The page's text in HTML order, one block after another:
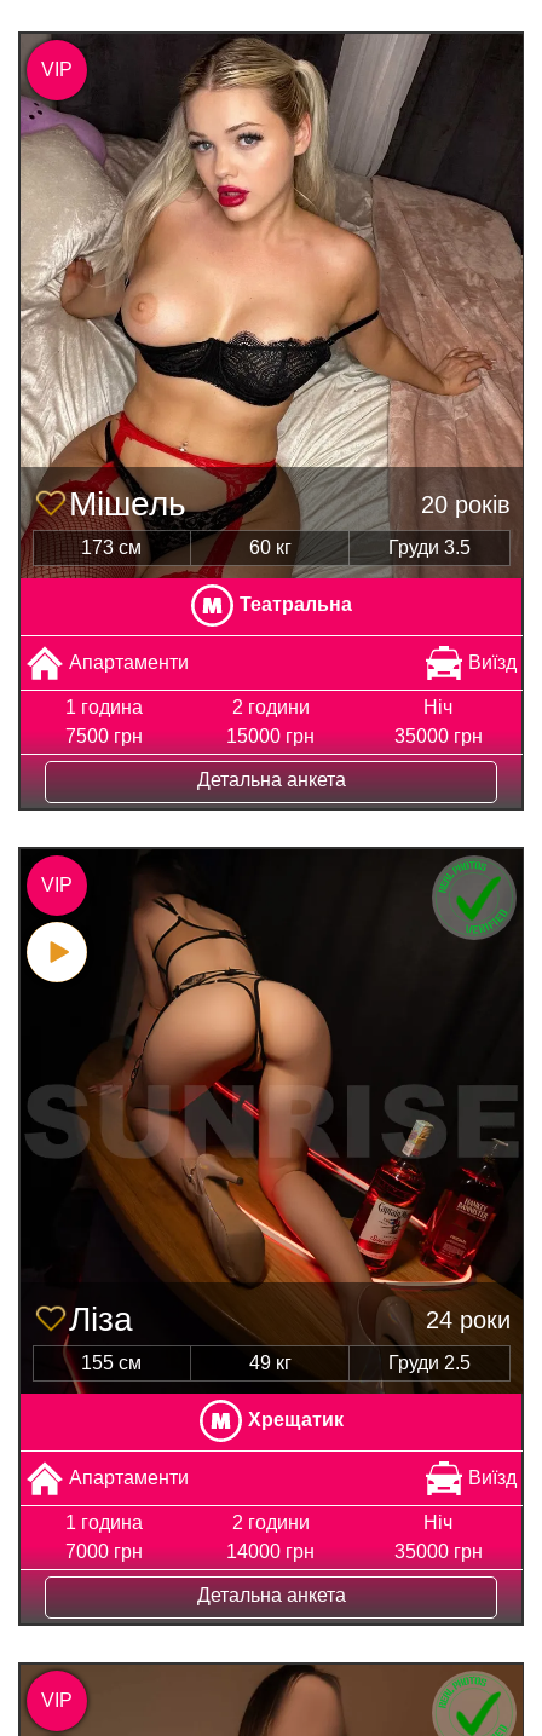
Мішель 20 років
173 см 60 кг Груди 3.5
Театральна
Апартаменти Виїзд
1 година
7500 грн
2 години
15000 грн
Ніч
35000 грн
Детальна анкета
VIP
Ліза 24 роки
155 см 49 кг Груди 2.5
Хрещатик
Апартаменти Виїзд
1 година
7000 грн
2 години
14000 грн
Ніч
35000 грн
Детальна анкета
VIP
VIP